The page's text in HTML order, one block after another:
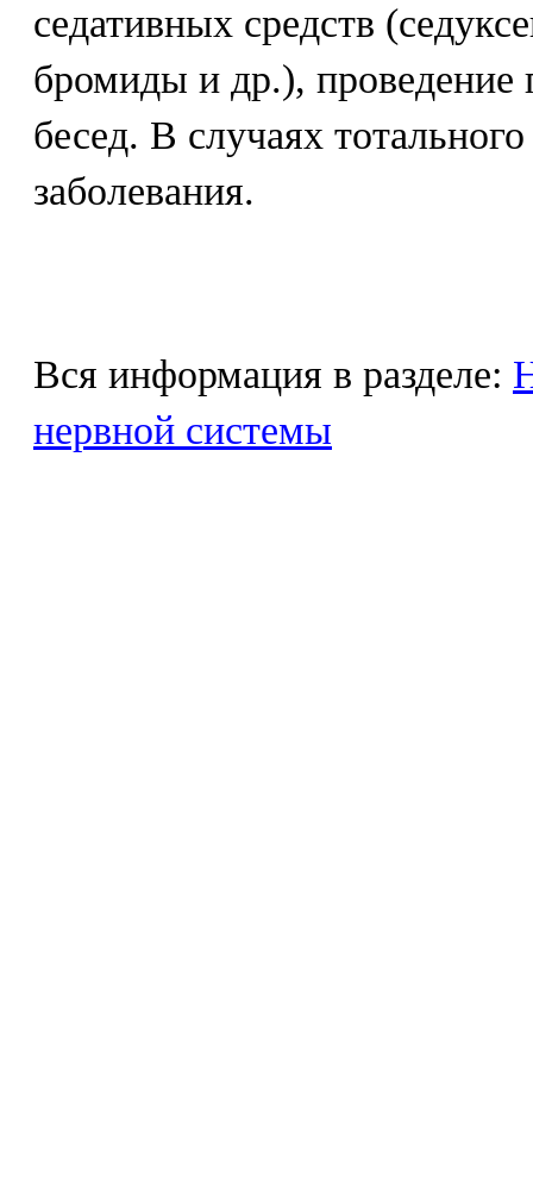
седативных средств
бромиды и др.), проведение
бесед. В случаях
заболевания.
Вся информация в разделе:
нервной системы